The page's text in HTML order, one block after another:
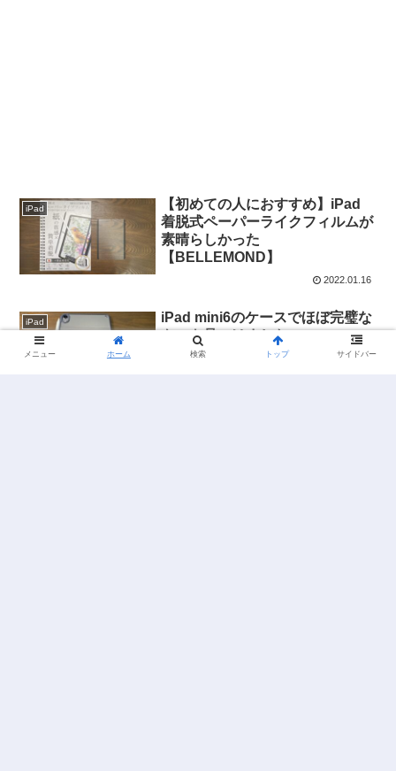
iPad
【初めての人におすすめ】iPad
着脱式ペーパーライクフィルムが
素晴らしかった
【BELLEMOND】
2022.01.16
iPad
iPad mini6のケースでほぼ完璧な
ものを見つけました
メニュー ホーム 検索 トップ サイドバー